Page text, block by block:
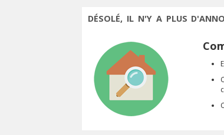
DÉSOLÉ, IL N'Y A PLUS